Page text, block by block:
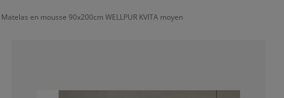
Matelas en mousse 90x200cm WELLPUR KVITA moyen